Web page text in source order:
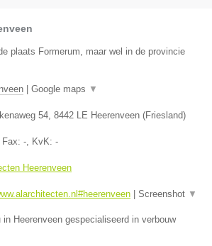
plaats Formerum, maar wel in de provincie
Google maps ▼
54, 8442 LE Heerenveen (Friesland)
Fax: -, KvK: -
Heerenveen
Screenshot ▼
Heerenveen gespecialiseerd in verbouw